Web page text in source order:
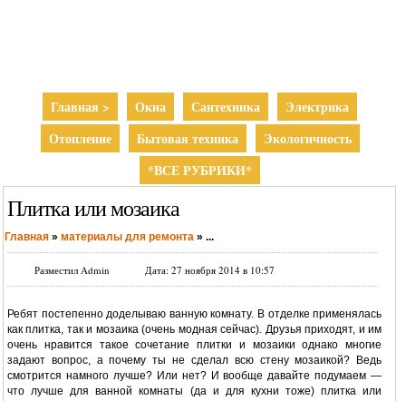
Главная > Окна Сантехника
Электрика
Отопление
Бытовая техника
Экологичность
*ВСЕ РУБРИКИ*
Плитка или мозаика
Главная » материалы для ремонта » ...
Разместил Admin Дата: 27 ноября 2014 в 10:57
Ребят постепенно доделываю ванную комнату. В отделке применялась
как плитка, так и мозаика (очень модная сейчас). Друзья приходят, и им
очень нравится такое сочетание плитки и мозаики однако многие
задают вопрос, а почему ты не сделал всю стену мозаикой? Ведь
смотрится намного лучше? Или нет? И вообще давайте подумаем —
что лучше для ванной комнаты (да и для кухни тоже) плитка или